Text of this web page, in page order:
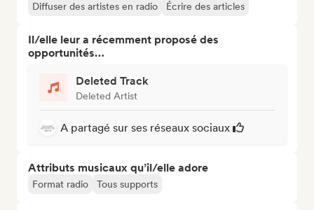
Diffuser des artistes en radio Écrire des articles
Il/elle leur a récemment proposé des
opportunités…
Deleted Track
Deleted Artist
A partagé sur ses réseaux sociaux
Attributs musicaux qu’il/elle adore
Format radio Tous supports